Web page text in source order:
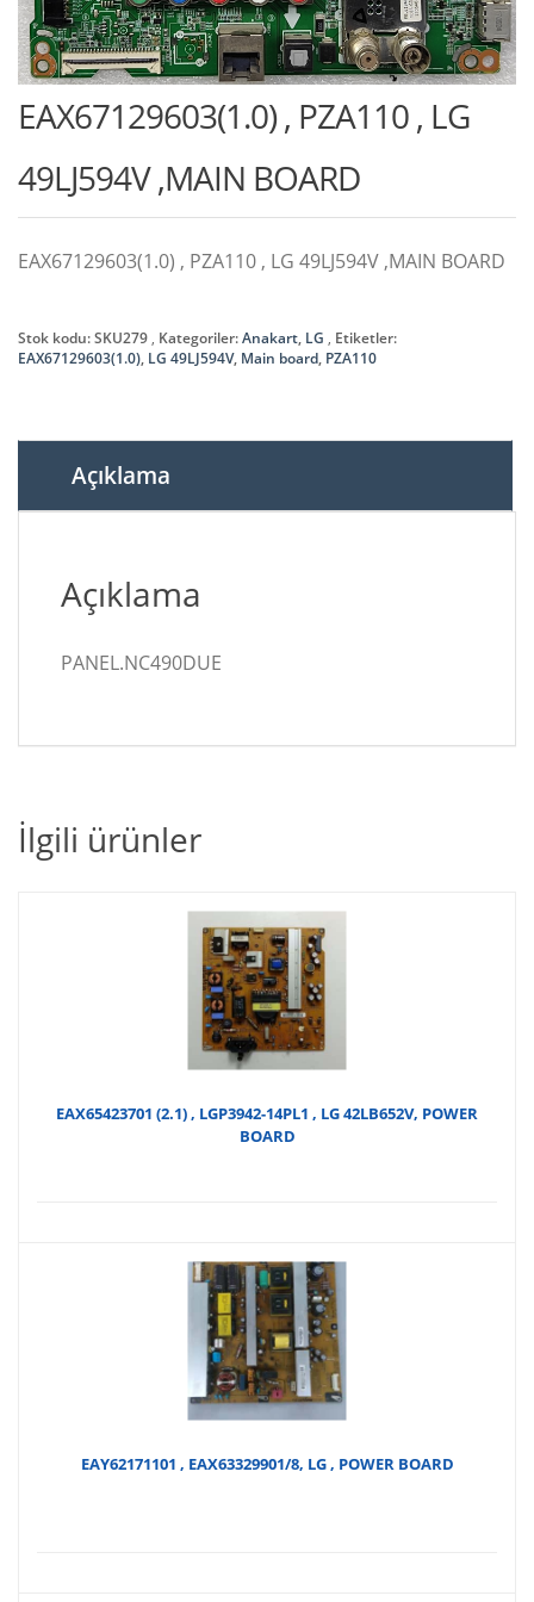
EAX67129603(1.0) , PZA110 , LG
49LJ594V ,MAIN BOARD
EAX67129603(1.0) , PZA110 , LG 49LJ594V ,MAIN BOARD
Stok kodu:SKU279 Kategoriler:Anakart, LG
Etiketler:
EAX67129603(1.0), LG 49LJ594V, Main board, PZA110
Açıklama
Açıklama
PANEL.NC490DUE
İlgili ürünler
EAX65423701 (2.1) , LGP3942-14PL1 , LG 42LB652V, POWER
BOARD
EAY62171101 , EAX63329901/8, LG , POWER BOARD